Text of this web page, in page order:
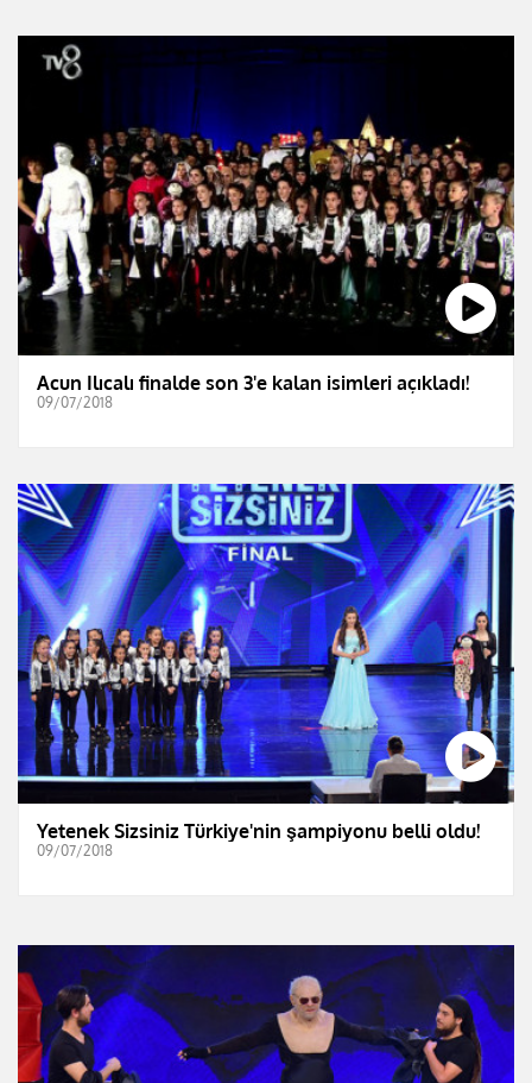
Acun Ilıcalı finalde son 3'e kalan isimleri açıkladı!
09/07/2018
Yetenek Sizsiniz Türkiye'nin şampiyonu belli oldu!
09/07/2018